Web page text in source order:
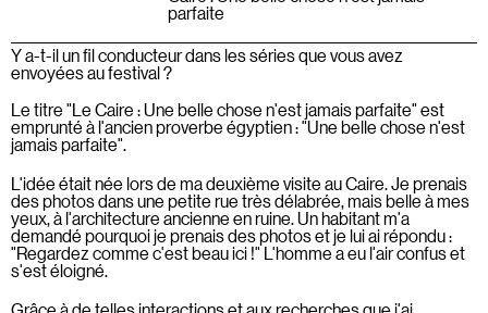
parfaite
Y a-t-il un fil conducteur dans les séries que vous avez
envoyées au festival ?
Le titre "Le Caire : Une belle chose n'est jamais parfaite" est
emprunté à l'ancien proverbe égyptien : "Une belle chose n'est
jamais parfaite".
L'idée était née lors de ma deuxième visite au Caire. Je prenais
des photos dans une petite rue très délabrée, mais belle à mes
yeux, à l'architecture ancienne en ruine. Un habitant m'a
demandé pourquoi je prenais des photos et je lui ai répondu :
"Regardez comme c'est beau ici !" L'homme a eu l'air confus et
s'est éloigné.